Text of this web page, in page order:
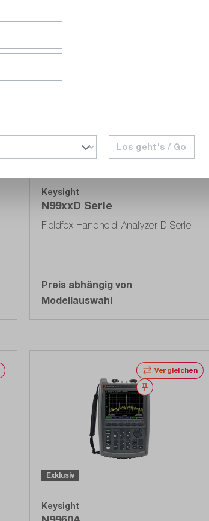
Keysight
N99xxD Serie
Fieldfox Handheld-Analyzer D-Serie
Preis abhängig von
Modellauswahl
Merken
Vergleichen
Merken
Exklusiv
Keysight
Los geht's / Go